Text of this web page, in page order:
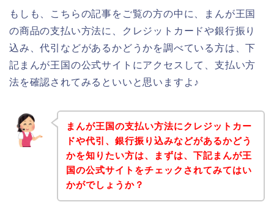
もしも、こちらの記事をご覧の方の中に、まんが王国
の商品の支払い方法に、クレジットカードや銀行振り
込み、代引などがあるかどうかを調べている方は、下
記まんが王国の公式サイトにアクセスして、支払い方
法を確認されてみるといいと思いますよ♪
まんが王国の支払い方法にクレジットカー
ドや代引、銀行振り込みなどがあるかどう
かを知りたい方は、まずは、下記まんが王
国の公式サイトをチェックされてみてはい
かがでしょうか？